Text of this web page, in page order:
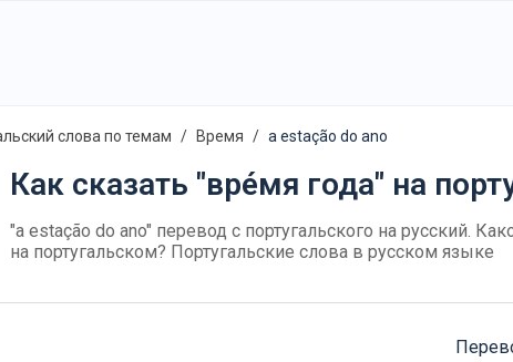
слова по темам Время a estação do ano
Как сказать "вре́мя года" на
"a estação do ano" перевод с португальского на русский.
на португальском? Португальские слова в русском языке